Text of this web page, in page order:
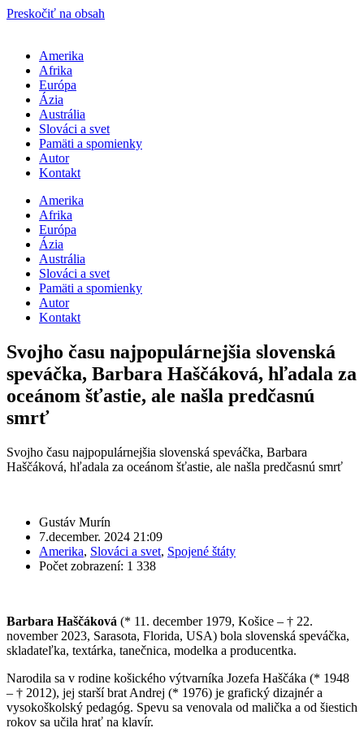
Preskočiť na obsah
Amerika
Afrika
Európa
Ázia
Austrália
Slováci a svet
Pamäti a spomienky
Autor
Kontakt
Amerika
Afrika
Európa
Ázia
Austrália
Slováci a svet
Pamäti a spomienky
Autor
Kontakt
Svojho času najpopulárnejšia slovenská
speváčka, Barbara Haščáková, hľadala za
oceánom šťastie, ale našla predčasnú
smrť
Svojho času najpopulárnejšia slovenská speváčka, Barbara
Haščáková, hľadala za oceánom šťastie, ale našla predčasnú smrť
Gustáv Murín
7.december. 2024 21:09
Amerika, Slováci a svet, Spojené štáty
Počet zobrazení: 1 338
Barbara Haščáková (* 11. december 1979, Košice – † 22.
november 2023, Sarasota, Florida, USA) bola slovenská speváčka,
skladateľka, textárka, tanečnica, modelka a producentka.
Narodila sa v rodine košického výtvarníka Jozefa Haščáka (* 1948
– † 2012), jej starší brat Andrej (* 1976) je grafický dizajnér a
vysokoškolský pedagóg. Spevu sa venovala od malička a od šiestich
rokov sa učila hrať na klavír.